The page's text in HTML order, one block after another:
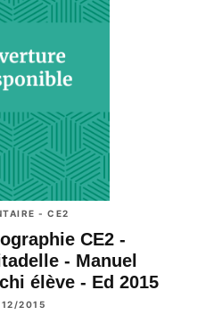
- CE2
CE2 -
- Manuel
élève - Ed 2015
2015